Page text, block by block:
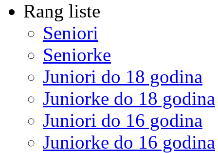
Rang liste
Seniori
Seniorke
Juniori do 18 godina
Juniorke do 18 godina
Juniori do 16 godina
Juniorke do 16 godina